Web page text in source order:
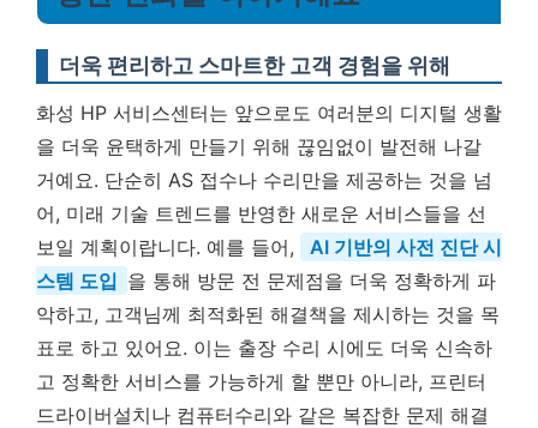
더욱 편리하고 스마트한 고객 경험을 위해
화성 HP 서비스센터는 앞으로도 여러분의 디지털 생활
을 더욱 윤택하게 만들기 위해 끊임없이 발전해 나갈
거예요. 단순히 AS 접수나 수리만을 제공하는 것을 넘
어, 미래 기술 트렌드를 반영한 새로운 서비스들을 선
보일 계획이랍니다. 예를 들어,
AI 기반의 사전 진단 시
스템 도입 을 통해 방문 전 문제점을 더욱 정확하게 파
악하고, 고객님께 최적화된 해결책을 제시하는 것을 목
표로 하고 있어요. 이는 출장 수리 시에도 더욱 신속하
고 정확한 서비스를 가능하게 할 뿐만 아니라, 프린터
드라이버설치나 컴퓨터수리와 같은 복잡한 문제 해결